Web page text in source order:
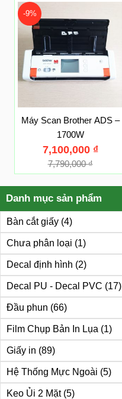
Danh mục sản phẩm
Bàn cắt giấy (4)
Chưa phân loại (1)
Decal định hình (2)
Decal PU - Decal PVC (17)
Đầu phun (66)
Film Chụp Bản In Lụa (1)
Giấy in (89)
Hệ Thống Mực Ngoài (5)
Keo Ủi 2 Mặt (5)
-9%
Máy Scan Brother ADS –
1700W
7,790,000₫
7,100,000 ₫